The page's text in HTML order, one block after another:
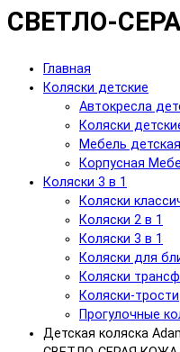
СВЕТЛО-
Главная
Коляски детские
Автокресла
Коляски
Мебель детская
Корпусная
Коляски 3 в 1
Коляски
Коляски 2 в 1
Коляски 3 в 1
Коляски для
Коляски
Коляски-трости
Прогулочные
Детская коляска